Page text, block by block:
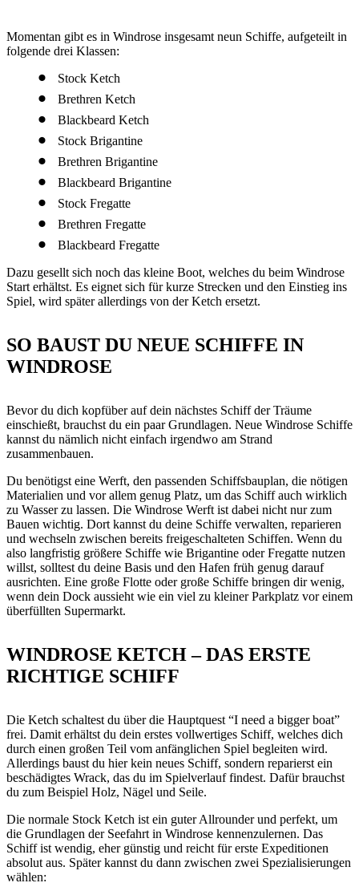
Momentan gibt es in Windrose insgesamt neun Schiffe, aufgeteilt in
folgende drei Klassen:
Stock Ketch
Brethren Ketch
Blackbeard Ketch
Stock Brigantine
Brethren Brigantine
Blackbeard Brigantine
Stock Fregatte
Brethren Fregatte
Blackbeard Fregatte
Dazu gesellt sich noch das kleine Boot, welches du beim Windrose
Start erhältst. Es eignet sich für kurze Strecken und den Einstieg ins
Spiel, wird später allerdings von der Ketch ersetzt.
SO BAUST DU NEUE SCHIFFE IN
WINDROSE
Bevor du dich kopfüber auf dein nächstes Schiff der Träume
einschießt, brauchst du ein paar Grundlagen. Neue Windrose Schiffe
kannst du nämlich nicht einfach irgendwo am Strand
zusammenbauen.
Du benötigst eine Werft, den passenden Schiffsbauplan, die nötigen
Materialien und vor allem genug Platz, um das Schiff auch wirklich
zu Wasser zu lassen. Die Windrose Werft ist dabei nicht nur zum
Bauen wichtig. Dort kannst du deine Schiffe verwalten, reparieren
und wechseln zwischen bereits freigeschalteten Schiffen. Wenn du
also langfristig größere Schiffe wie Brigantine oder Fregatte nutzen
willst, solltest du deine Basis und den Hafen früh genug darauf
ausrichten. Eine große Flotte oder große Schiffe bringen dir wenig,
wenn dein Dock aussieht wie ein viel zu kleiner Parkplatz vor einem
überfüllten Supermarkt.
WINDROSE KETCH – DAS ERSTE
RICHTIGE SCHIFF
Die Ketch schaltest du über die Hauptquest “I need a bigger boat”
frei. Damit erhältst du dein erstes vollwertiges Schiff, welches dich
durch einen großen Teil vom anfänglichen Spiel begleiten wird.
Allerdings baust du hier kein neues Schiff, sondern reparierst ein
beschädigtes Wrack, das du im Spielverlauf findest. Dafür brauchst
du zum Beispiel Holz, Nägel und Seile.
Die normale Stock Ketch ist ein guter Allrounder und perfekt, um
die Grundlagen der Seefahrt in Windrose kennenzulernen. Das
Schiff ist wendig, eher günstig und reicht für erste Expeditionen
absolut aus. Später kannst du dann zwischen zwei Spezialisierungen
wählen: